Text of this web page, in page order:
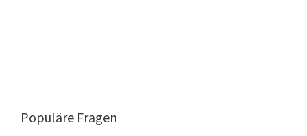
Populäre Fragen